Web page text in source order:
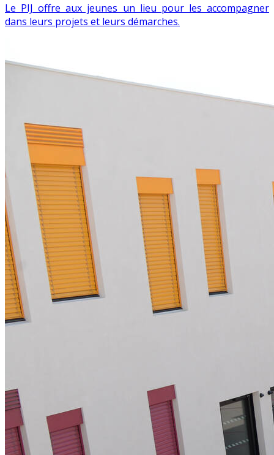
Le PIJ offre aux jeunes un lieu pour les accompagner
dans leurs projets et leurs démarches.